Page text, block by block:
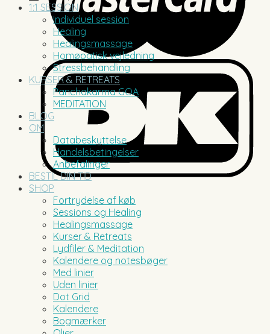
1:1 SESSION
Individuel session
Healing
Healingsmassage
Homøpatisk vejledning
Stressbehandling
KURSER & RETREATS
Panchakarma GOA
MEDITATION
BLOG
OM
Databeskyttelse
Handelsbetingelser
Anbefalinger
BESTIL DIN TID
SHOP
Fortrydelse af køb
Sessions og Healing
Healingsmassage
Kurser & Retreats
Lydfiler & Meditation
Kalendere og notesbøger
Med linier
Uden linier
Dot Grid
Kalendere
Bogmærker